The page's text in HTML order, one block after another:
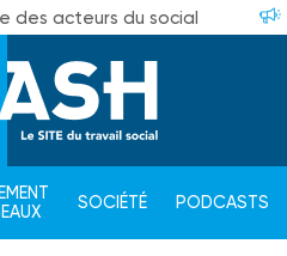
des acteurs du social
SOCIÉTÉ PODCASTS